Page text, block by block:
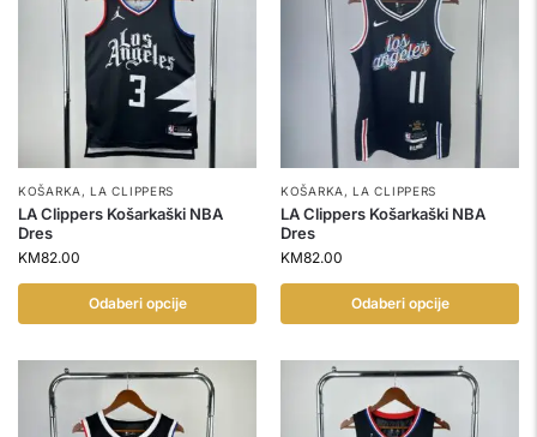
KOŠARKA ,LA CLIPPERS
LA Clippers Košarkaški NBA
Dres
KM82.00
Odaberi opcije
KOŠARKA ,LA CLIPPERS
LA Clippers Košarkaški NBA
Dres
KM82.00
Odaberi opcije